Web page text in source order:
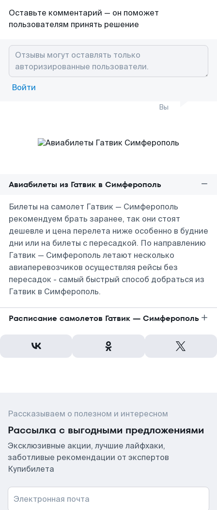
Оставьте комментарий — он поможет
пользователям принять решение
Войти
Вы
Авиабилеты из Гатвик в Симферополь
Билеты на самолет Гатвик — Симферополь
рекомендуем брать заранее, так они стоят
дешевле и цена перелета ниже особенно в будние
дни или на билеты с пересадкой. По направлению
Гатвик — Симферополь летают несколько
авиаперевозчиков осуществляя рейсы без
пересадок - самый быстрый способ добраться из
Гатвик в Симферополь.
Расписание самолетов Гатвик — Симферополь
Рассказываем о полезном и интересном
Рассылка с выгодными предложениями
Эксклюзивные акции, лучшие лайфхаки,
заботливые рекомендации от экспертов
Купибилета
Электронная почта